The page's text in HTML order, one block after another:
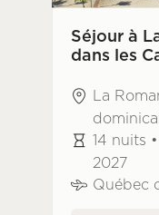
Séjour à
dans les
La
14 nuits
2027
Québec